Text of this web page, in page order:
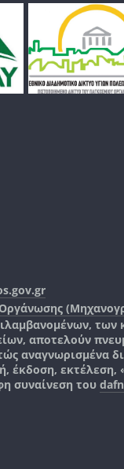
αποτελούν
αναγνωρισμένα
έκδοση,
συναίνεση του